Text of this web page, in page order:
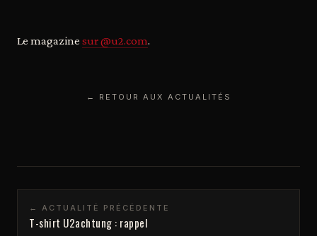
Le magazine sur @u2.com.
← RETOUR AUX ACTUALITÉS
← ACTUALITÉ PRÉCÉDENTE
T-shirt U2achtung : rappel